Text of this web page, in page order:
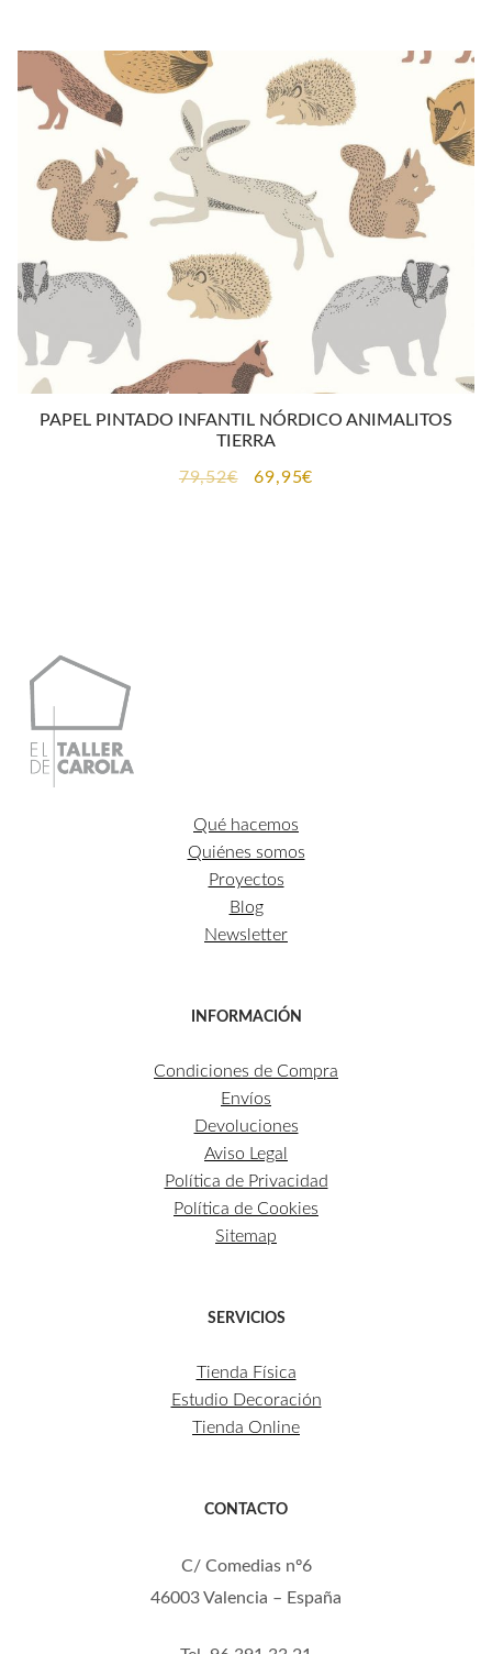
PAPEL PINTADO INFANTIL NÓRDICO ANIMALITOS
TIERRA
79,52€
El69,95€
Qué hacemos
Quiénes somos
Proyectos
Blog
Newsletter
INFORMACIÓN
Condiciones de Compra
Envíos
Devoluciones
Aviso Legal
Política de Privacidad
Política de Cookies
Sitemap
SERVICIOS
Tienda Física
Estudio Decoración
Tienda Online
CONTACTO
C/ Comedias nº6
46003 Valencia – España